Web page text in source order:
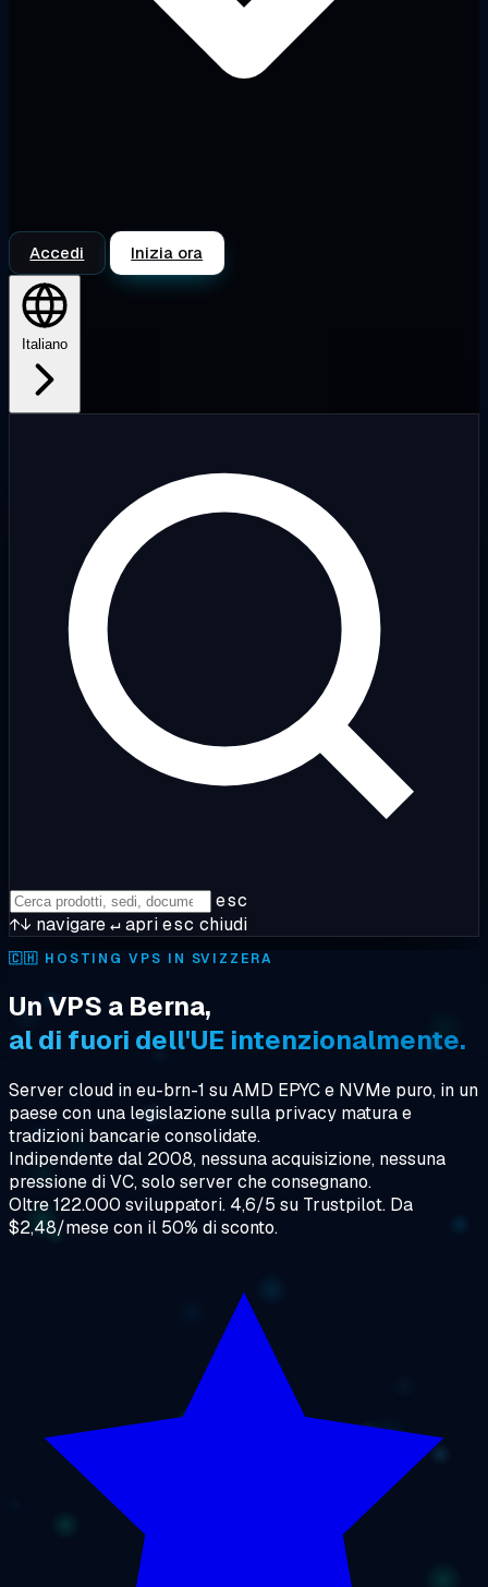
Accedi Inizia ora
Italiano
esc
↑↓ navigare↵apriesc chiudi
🇨🇭 HOSTING VPS IN SVIZZERA
Un VPS a Berna,
al di fuori dell'UE intenzionalmente.
Server cloud in eu-brn-1 su AMD EPYC e NVMe puro, in un
paese con una legislazione sulla privacy matura e
tradizioni bancarie consolidate.
Indipendente dal 2008, nessuna acquisizione, nessuna
pressione di VC, solo server che consegnano.
Oltre 122.000 sviluppatori. 4,6/5 su Trustpilot. Da
$2,48/mese con il 50% di sconto.